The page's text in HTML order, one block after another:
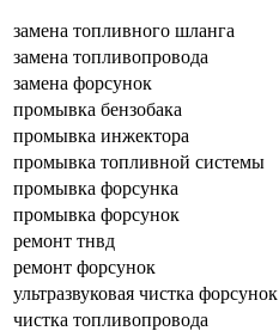
замена топливного шланга
замена топливопровода
замена форсунок
промывка бензобака
промывка инжектора
промывка топливной системы
промывка форсунка
промывка форсунок
ремонт тнвд
ремонт форсунок
ультразвуковая чистка форсунок
чистка топливопровода